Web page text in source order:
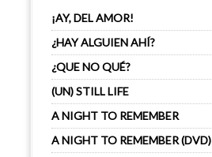
¡AY, DEL AMOR!
¿HAY ALGUIEN AHÍ?
¿QUE NO QUÉ?
(UN) STILL LIFE
A NIGHT TO REMEMBER
A NIGHT TO REMEMBER (DVD)